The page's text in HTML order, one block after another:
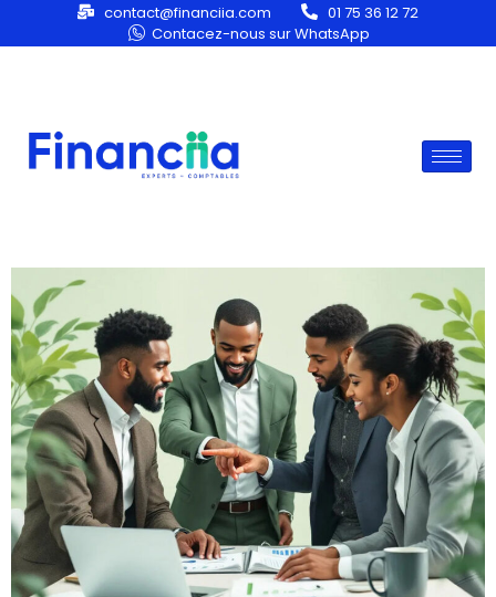
contact@financiia.com
01 75 36 12 72
Contacez-nous sur WhatsApp
Category:Comptable